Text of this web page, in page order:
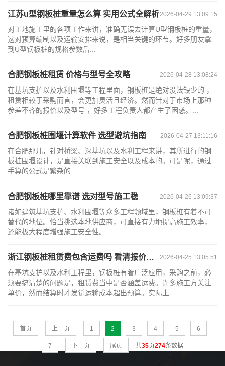
2026-04-29 13:09:15
江苏u型钢板桩重量怎么算 实用公式全解析
对工地施工里的各项工作来讲，准确无误去计算U型钢板桩的重量，
这对预算编制以及运输安排来说，是相当关键的环节。好多朋友拿
到U型钢板桩的规格参数后...
2026-04-28 13:08:24
合肥钢板桩租赁 价格与型号全攻略
在基坑支护以及水利围堰等工程里面，钢板桩是绝对没法缺少的 ，
租赁相较于采购而言，会更加灵活且经济。然而针对于市场上那种
参差不齐的报价以及型号 ，好多工程负责人都产生了困惑。...
2026-04-27 13:11:16
合肥钢板桩围堰计算软件 选型避坑指南
在合肥那儿，针对桥梁、深基坑以及水利工程来讲，其所进行的钢
板桩围堰设计，是直接关联到施工安全以及成本的。可是呢，通过
手算的公式是繁杂的...
2026-04-26 13:09:37
合肥钢板桩哪里靠谱 选对型号施工稳
诸如建筑基坑支护、水利围堰等众多工程领域里，钢板桩有着不可
替代的地位。恰当挑选本地供应商，可直接有力地提高施工效率，
还能极大程度增强施工安全性。...
2026-04-25 13:05:51
浙江钢板桩租赁费包含运费吗 看清报价单里的门道
在基坑支护以及水利工程里，钢板桩有着广泛应用，采购之前，必
须要搞清楚的问题是，租赁费当中是否涵盖运费。许多施工方关注
单价，然而结算时才发觉运输成本超出预算。实际上...
首页 上一页 1 2 3 4 5 6
7 下一页 尾页 共35页274条数据